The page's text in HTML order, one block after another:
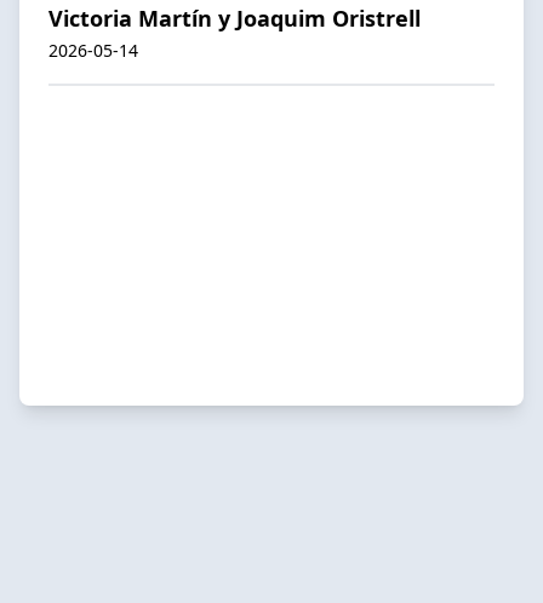
Victoria Martín y Joaquim Oristrell
2026-05-14